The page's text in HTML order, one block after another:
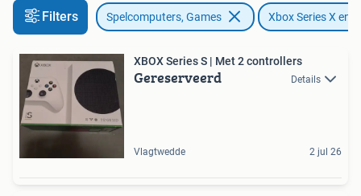
Filters Spelcomputers, Games Xbox Series X en S
XBOX Series S | Met 2 controllers
Gereserveerd Details
Vlagtwedde 2 jul 26